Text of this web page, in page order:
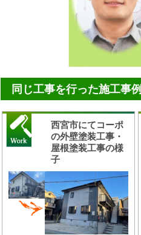
同じ工事を行った施工事例
西宮市にてコーポ
の外壁塗装工事・
屋根塗装工事の様
子